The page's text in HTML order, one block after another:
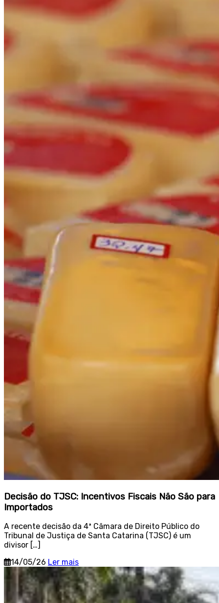
Decisão do TJSC: Incentivos Fiscais Não São para
Importados
A recente decisão da 4ª Câmara de Direito Público do
Tribunal de Justiça de Santa Catarina (TJSC) é um
divisor […]
14/05/26 Ler mais